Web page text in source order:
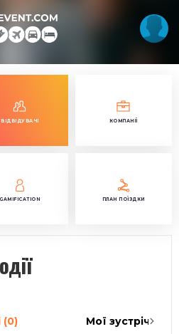
ВІДВІДУВАЧІ КОМПАНІЇ
GAMIFICATION ПЛАН ПОЇЗДКИ
(0) Мої зустрічі (0)